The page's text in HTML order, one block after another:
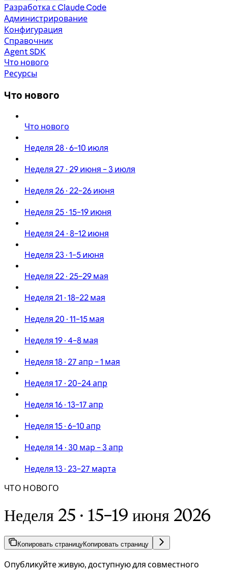
Разработка с Claude Code
Администрирование
Конфигурация
Справочник
Agent SDK
Что нового
Ресурсы
Что нового
Что нового
Неделя 28 · 6–10 июля
Неделя 27 · 29 июня – 3 июля
Неделя 26 · 22–26 июня
Неделя 25 · 15–19 июня
Неделя 24 · 8–12 июня
Неделя 23 · 1–5 июня
Неделя 22 · 25–29 мая
Неделя 21 · 18–22 мая
Неделя 20 · 11–15 мая
Неделя 19 · 4–8 мая
Неделя 18 · 27 апр – 1 мая
Неделя 17 · 20–24 апр
Неделя 16 · 13–17 апр
Неделя 15 · 6–10 апр
Неделя 14 · 30 мар – 3 апр
Неделя 13 · 23–27 марта
ЧТО НОВОГО
Неделя 25 · 15–19 июня 2026
Копировать страницуКопировать страницу
Опубликуйте живую, доступную для совместного